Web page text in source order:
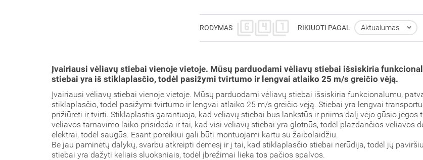
RODYMAS RIKIUOTI PAGAL Aktualumas 
Įvairiausi vėliavų stiebai vienoje vietoje. Mūsų parduodami vėliavų stiebai išsiskiria
stiebai yra iš stiklaplasčio, todėl pasižymi tvirtumo ir lengvai atlaiko 25 m/s greičio vėją.
Įvairiausi vėliavų stiebai vienoje vietoje. Mūsų parduodami vėliavų stiebai išsiskiria funkcionalumu,
stiklaplasčio, todėl pasižymi tvirtumo ir lengvai atlaiko 25 m/s greičio vėją. Stiebai yra lengvai
prižiūrėti ir tvirti. Stiklaplastis garantuoja, kad vėliavų stiebai bus lankstūs ir priims dalį vėjo gūsio
vėliavos tarnavimo laiko prisideda ir tai, kad visi vėliavų stiebai yra glotnūs, todėl plazdančios vėliavos
elektrai, todėl saugūs. Esant poreikiui gali būti montuojami kartu su žaibolaidžiu.
Be jau paminėtų dalykų, svarbu atkreipti dėmesį ir į tai, kad stiklaplasčio stiebai nerūdija, todėl jų
stiebai yra dažyti keliais sluoksniais, todėl įbrėžimai lieka tos pačios spalvos.